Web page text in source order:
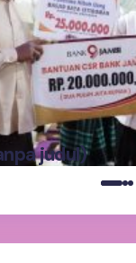
judul)